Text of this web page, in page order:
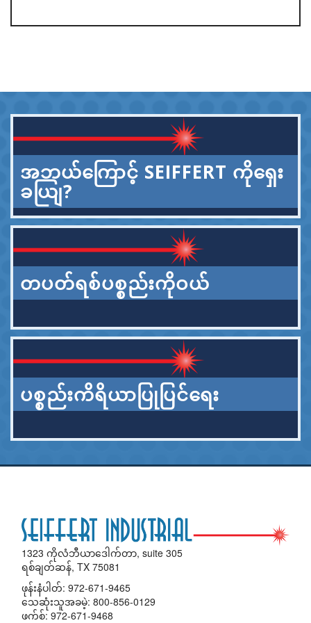
အဘယ်ကြောင့် SEIFFERT ကိုရှေး
ခယျြ?
တပတ်ရစ်ပစ္စည်းကိုဝယ်
ပစ္စည်းကိရိယာပြုပြင်ရေး
1323 ကိုလံဘီယာဒေါက်တာ, suite 305
ရစ်ချတ်ဆန်, TX 75081
ဖုန်းနံပါတ်: 972-671-9465
သေဆုံးသူအခမဲ့: 800-856-0129
ဖက်စ်: 972-671-9468